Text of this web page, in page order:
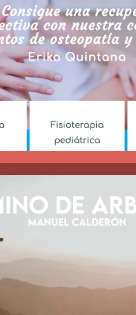
web a medida para
local que está dando
caminando y
a través del
para policlínica
de página web para
a diferentes
con vinculación